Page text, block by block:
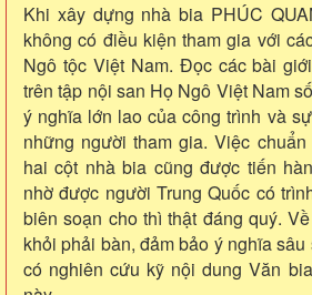
Khi xây dựng nhà bia PHÚC
không có điều kiện tham gia với
Ngô tộc Việt Nam. Đọc các bài
trên tập nội san Họ Ngô Việt Nam
ý nghĩa lớn lao của công trình và
những người tham gia. Việc
hai cột nhà bia cũng được tiến
nhờ được người Trung Quốc có
biên soạn cho thì thật đáng quý.
khỏi phải bàn, đảm bảo ý nghĩa
có nghiên cứu kỹ nội dung Văn